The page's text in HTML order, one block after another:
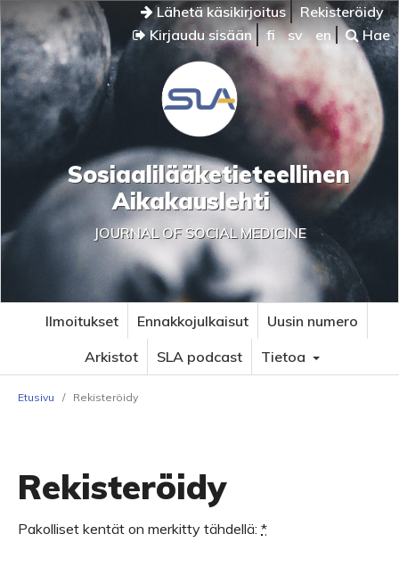
Lähetä käsikirjoitus
Rekisteröidy
Kirjaudu sisään
fi sv en Hae
Sosiaalilääketieteellinen
Aikakauslehti
JOURNAL OF SOCIAL MEDICINE
Ilmoitukset Ennakkojulkaisut
Uusin numero
Arkistot
SLA podcast Tietoa
Etusivu / Rekisteröidy
Rekisteröidy
Pakolliset kentät on merkitty tähdellä: *